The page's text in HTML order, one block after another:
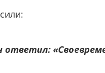
ответил: